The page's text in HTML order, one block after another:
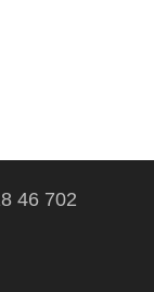
46 702